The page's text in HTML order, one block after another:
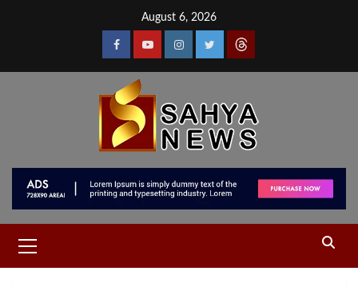
August 6, 2026